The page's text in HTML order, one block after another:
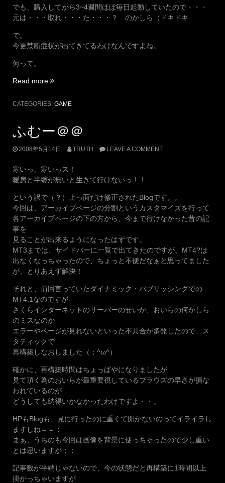
でも、購入してから3~4週間ほぼ毎日起動していたので・・・
元は・・・取れ・・・た・・・？ のかしら（ドキドキ
で。
今更禁断症状が出てきてるわけなんですよね。
何って。
Read more “躊
う
す
ね。”
CATEGORIES: GAME
ふむー＠＠
2008年5月14日 TRUTH LEAVE A COMMENT
寒いっ、寒いっス！
暖房と半纏が無いと生きて行けないっ！！
という訳で（？）上っ面だけ修正されたBlogです。。
今回は、アーカイブページの分割というカスタマイズを行って
各アーカイブページの下の方から、今まで行けなかった昔の記
事を
見ることが出来るようになったはずです。
MT3までは、サイドバーに一覧で出てきたのですが、MT4?は
出なくなっちゃったので、ちょっと不便だなぁと思ってました
が、とりあえず解決！
それと、前回言っていたダイナミック・パブリッシングでの
MT4.1なのですが
さくらインターネットのサーバーのせいか、おいらの何かしら
のミスなのか
エラーやページが見れないといった不具合が多発したので、ス
タティックで
再構築しなおしました（；^ω^）
確かに、再構築時間はちょっぱやになりましたが
見て頂く為のおいらが最重要視しているブラウズの早さが損な
われているのが
どうしても納得いかなかったわけですよ・・。
HPもBlogも、見に行ったのに重くて開かないのってイライラし
ますしね＝＝；
まぁ、うちのも今回は画像を背景に使っちゃったので少し重い
とは思いますが；；
記事数が半端じゃないので、今の状態だと再構築に1時間以上
掛かっちゃいますが